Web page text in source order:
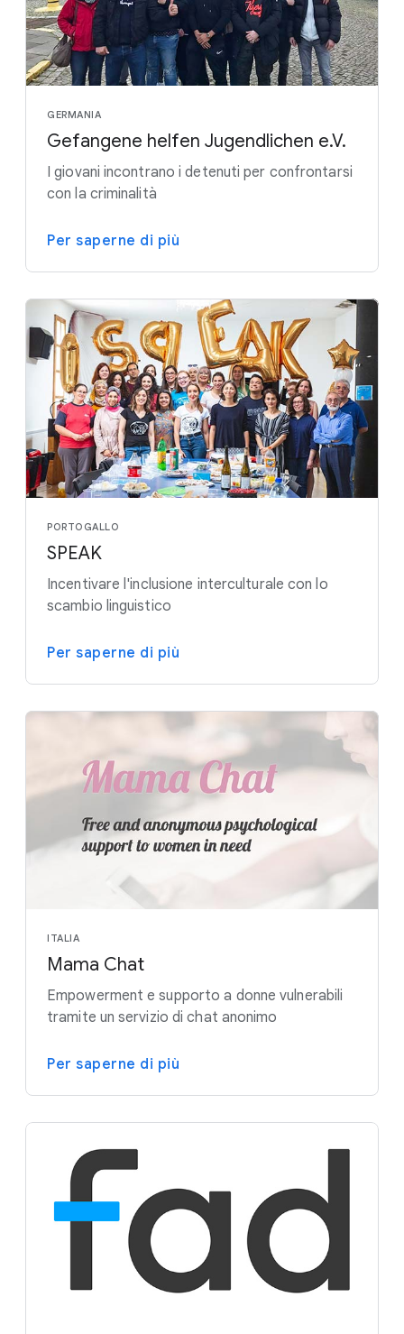
GERMANIA
Gefangene helfen Jugendlichen e.V.
I giovani incontrano i detenuti per confrontarsi
con la criminalità
Per saperne di più
PORTOGALLO
SPEAK
Incentivare l'inclusione interculturale con lo
scambio linguistico
Per saperne di più
ITALIA
Mama Chat
Empowerment e supporto a donne vulnerabili
tramite un servizio di chat anonimo
Per saperne di più